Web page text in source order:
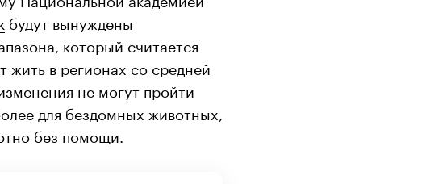
будут вынуждены
который считается
в регионах со средней
не могут пройти
для бездомных животных,
без помощи.